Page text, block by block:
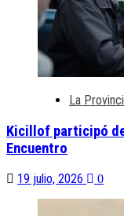
La
Kicillof participó
Encuentro
19 julio, 2026 0